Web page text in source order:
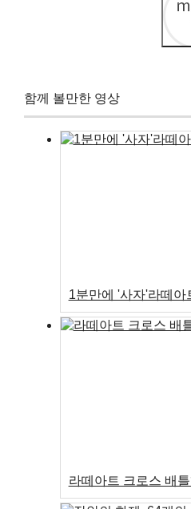
함께 볼만한 영상
1분만에 '사자'라떼아
라떼아트 크로스 배